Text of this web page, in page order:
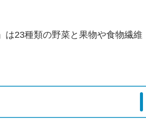
は23種類の野菜と果物や食物繊維